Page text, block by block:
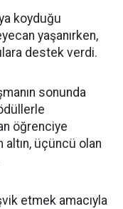
koyduğu
yaşanırken,
destek verdi.
sonunda
öğrenciye
üçüncü olan
etmek amacıyla